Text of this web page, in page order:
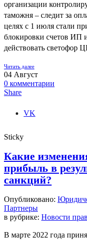
организации
таможня – следит за
целях с 1 июля стали
блокировки счетов ИП
действовать светофор
Читать далее
04 Август
0 комментарии
Share
VK
Sticky
Какие
прибыль в
санкций?
Опубликовано:
Партнеры
в рубрике: Новости
В марте 2022 года